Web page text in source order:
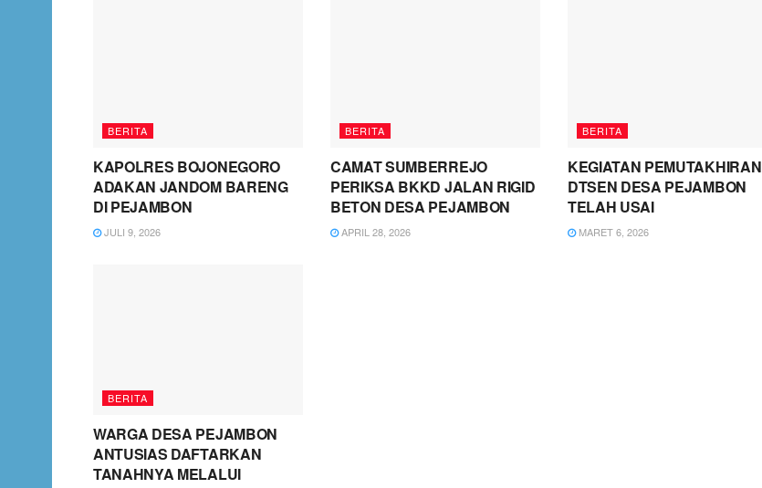
BERITA
KAPOLRES BOJONEGORO
ADAKAN JANDOM BARENG
DI PEJAMBON
JULI 9, 2026
BERITA
CAMAT SUMBERREJO
PERIKSA BKKD JALAN RIGID
BETON DESA PEJAMBON
APRIL 28, 2026
BERITA
KEGIATAN PEMUTAKHIRAN
DTSEN DESA PEJAMBON
TELAH USAI
MARET 6, 2026
BERITA
WARGA DESA PEJAMBON
ANTUSIAS DAFTARKAN
TANAHNYA MELALUI